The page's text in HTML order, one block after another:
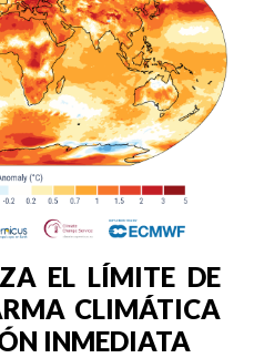
EL LÍMITE DE
CLIMÁTICA
INMEDIATA